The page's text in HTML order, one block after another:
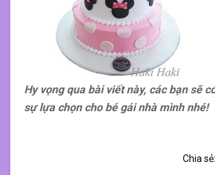
Hy vọng qua bài viết này, các bạn sẽ
sự lựa chọn cho bé gái nhà mình nhé!
Chia sẻ: